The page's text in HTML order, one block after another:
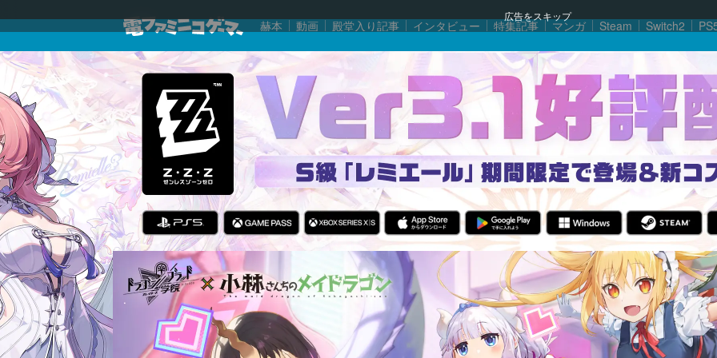
広告をスキップ
赫本 動画 殿堂入り記事 インタビュー 特集記事 マンガ Steam Switch2